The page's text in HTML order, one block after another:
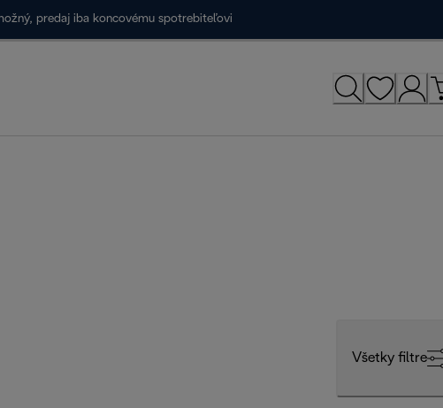
predaj iba koncovému spotrebiteľovi
Všetky filtre